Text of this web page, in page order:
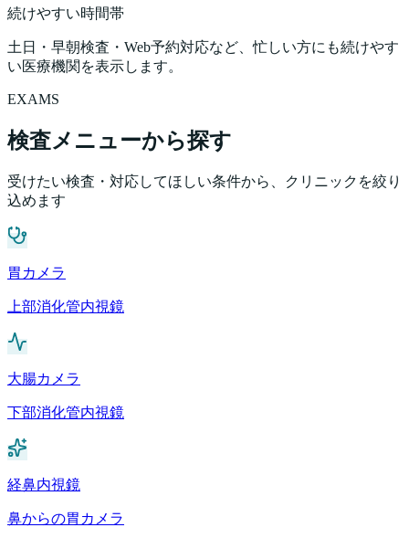
続けやすい時間帯
土日・早朝検査・Web予約対応など、忙しい方にも続けやす
い医療機関を表示します。
EXAMS
検査メニューから探す
受けたい検査・対応してほしい条件から、クリニックを絞り
込めます
胃カメラ
上部消化管内視鏡
大腸カメラ
下部消化管内視鏡
経鼻内視鏡
鼻からの胃カメラ